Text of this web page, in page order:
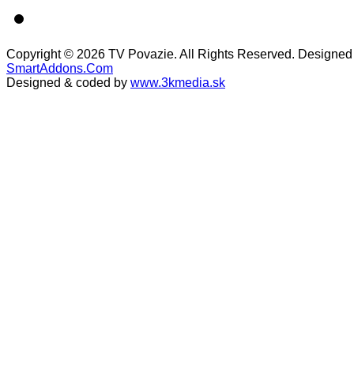
Copyright © 2026 TV Povazie. All Rights Reserved.
SmartAddons.Com
Designed & coded by www.3kmedia.sk